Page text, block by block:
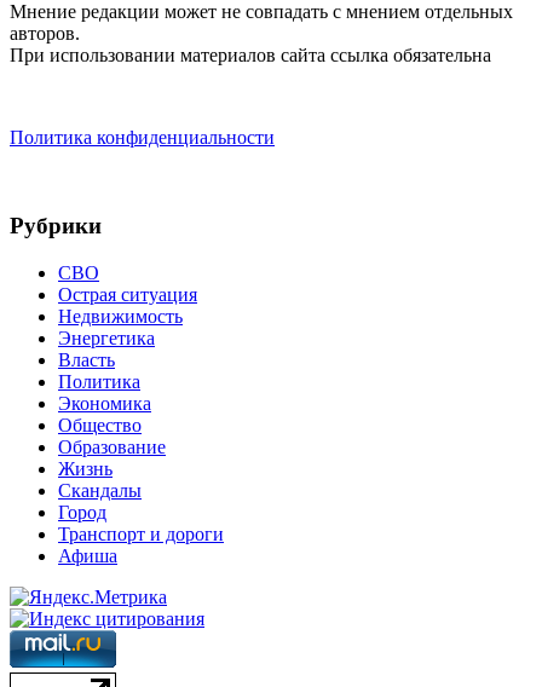
Мнение редакции может не совпадать с мнением отдельных
авторов.
При использовании материалов сайта ссылка обязательна
Политика конфиденциальности
Рубрики
СВО
Острая ситуация
Недвижимость
Энергетика
Власть
Политика
Экономика
Общество
Образование
Жизнь
Скандалы
Город
Транспорт и дороги
Афиша